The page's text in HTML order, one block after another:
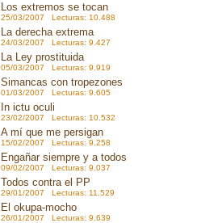
Los extremos se tocan
25/03/2007 Lecturas: 10.488
La derecha extrema
24/03/2007 Lecturas: 9.427
La Ley prostituida
05/03/2007 Lecturas: 9.919
Simancas con tropezones
01/03/2007 Lecturas: 9.605
In ictu oculi
23/02/2007 Lecturas: 10.532
A mí que me persigan
15/02/2007 Lecturas: 9.258
Engañar siempre y a todos
09/02/2007 Lecturas: 9.037
Todos contra el PP
29/01/2007 Lecturas: 11.529
El okupa-mocho
26/01/2007 Lecturas: 9.639